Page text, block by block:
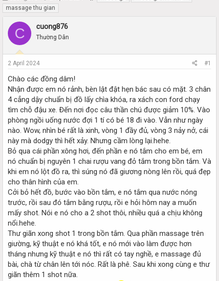
h
r
e
d
a
r
t
e
r
t
a
r
d
massage thu gian
C cuong876
Thường Dân
2 April 2024 #1
Chào các đồng dâm!
Nhận được em nó rảnh, bèn lật đật hẹn bác sau có mặt. 3 chân
4 cẳng dậy chuẩn bị đồ lấy chìa khóa, ra xách con ford chạy
tìm chỗ đậu xe. Đến nơi đọc câu thần chú được giảm 10%. Vào
phòng ngồi uống nước đợi 1 tí có bé 18 đi vào. Vẫn như ngày
nào. Wow, nhìn bé rất là xinh, vòng 1 đầy đủ, vòng 3 nảy nở, cái
này mà dodgy thì hết xảy. Nhưng cầm lòng lại.hehe.
Bỏ qua cái phần xông hơi, đến phần e nó tắm cho em bé, em
nó chuẩn bị nguyên 1 chai rượu vang đỏ tắm trong bồn tắm. Và
khi em nó lột đồ ra, thì súng nó đã giương nòng lên rồi, quá đẹp
cho thân hình của em.
Cởi bỏ hết đồ, bước vào bồn tắm, e nó tắm qua nước nóng
trước, rồi sau đó tắm bằng rượu, rồi e hỏi hôm nay a muốn
mấy shot. Nói e nó cho a 2 shot thôi, nhiều quá a chịu không
nổi.hehe.
Thư giãn xong shot 1 trong bồn tắm. Qua phần massage trên
giường, kỹ thuật e nó khá tốt, e nó mới vào làm được hơn
tháng nhưng kỹ thuật e nó thì rất có tay nghề, e massage đủ
bài, chà từ chân lên tới nóc. Rất là phê. Sau khi xong cùng e thư
giãn thêm 1 shot nữa.